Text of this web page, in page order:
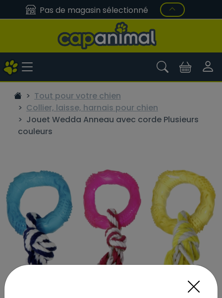
Pas de magasin sélectionné
Tout pour votre chien
Collier, laisse, harnais pour chien
Jouet Wedda Anneau avec corde Plusieurs
couleurs